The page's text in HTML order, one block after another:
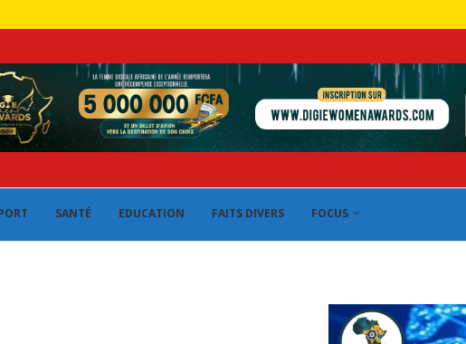
SANTÉ EDUCATION FAITS DIVERS FOCUS